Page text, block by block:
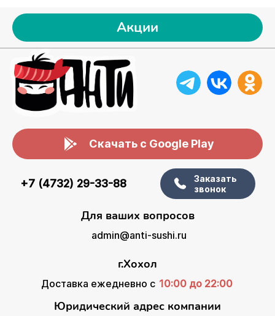
Акции
Скачать с Google Play
+7 (4732) 29-33-88
Заказать
звонок
Для ваших вопросов
admin@anti-sushi.ru
г.Хохол
Доставка ежедневно с 10:00 до 22:00
Юридический адрес компании